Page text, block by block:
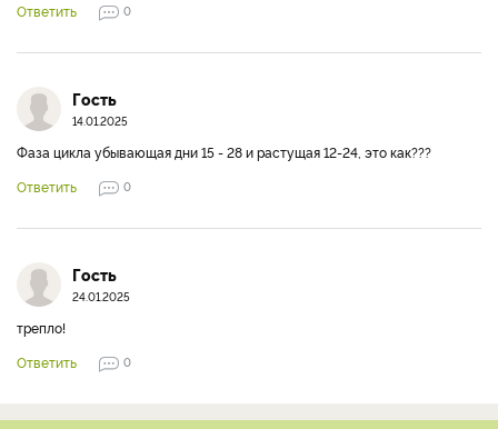
Ответить
0
Гость
14.01.2025
Фаза цикла убывающая дни 15 - 28 и растущая 12-24, это как???
Ответить
0
Гость
24.01.2025
трепло!
Ответить
0